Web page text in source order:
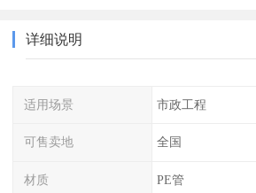
详细说明
适用场景 市政工程
可售卖地 全国
材质 PE管